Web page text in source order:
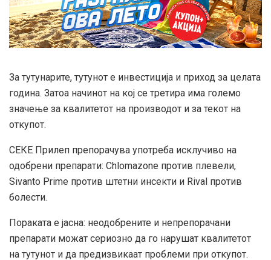
За тутунарите, тутунот е инвестиција и приход за целата
година. Затоа начинот на кој се третира има големо
значење за квалитетот на производот и за текот на
откупот.
СЕКЕ Прилеп препорачува употреба исклучиво на
одобрени препарати: Chlomazone против плевели,
Sivanto Prime против штетни инсекти и Rival против
болести.
Пораката е јасна: неодобрените и непрепорачани
препарати можат сериозно да го нарушат квалитетот
на тутунот и да предизвикаат проблеми при откупот.